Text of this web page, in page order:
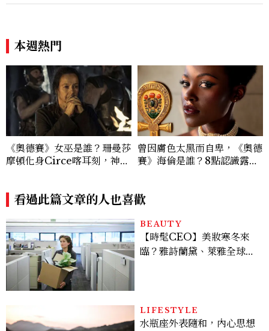
本週熱門
《奧德賽》女巫是誰？珊曼莎
摩頓化身Circe喀耳刻，神級
曾因膚色太黑而自卑，《奧德
賽》海倫是誰？8點認識露琵
看過此篇文章的人也喜歡
BEAUTY
【時髦CEO】美妝寒冬來
臨？雅詩蘭黛、萊雅全球裁
LIFESTYLE
水瓶座外表隨和，內心思想